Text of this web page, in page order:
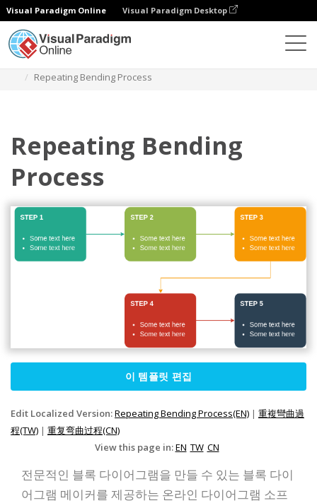
Visual Paradigm Online Visual Paradigm Desktop
Repeating Bending Process
Repeating Bending
Process
이 템플릿 편집
Edit Localized Version:Repeating Bending Process(EN) | 重複彎曲過
程(TW) | 重复弯曲过程(CN)
View this page in:EN TW CN
전문적인 블록 다이어그램을 만들 수 있는 블록 다이
어그램 메이커를 제공하는 온라인 다이어그램 소프